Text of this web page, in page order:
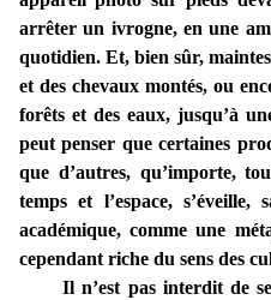
arrêter un ivrogne, en une
quotidien. Et, bien sûr,
et des chevaux montés, ou
forêts et des eaux, jusqu’à
peut penser que certaines
que d’autres, qu’importe,
temps et l’espace,
académique, comme une
cependant riche du sens des
Il n’est pas interdit de se